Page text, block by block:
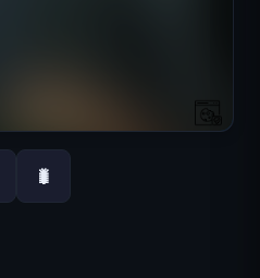
🐛